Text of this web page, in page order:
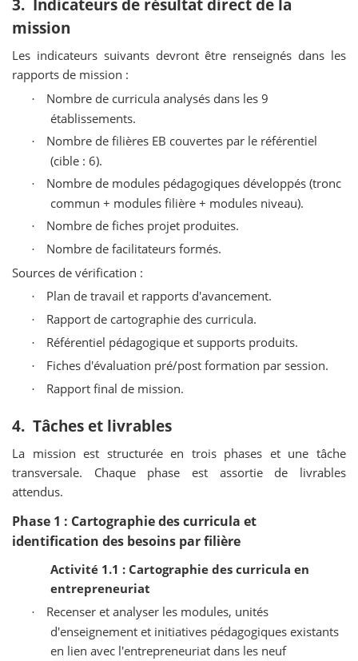
3. Indicateurs de résultat direct de la
mission
Les indicateurs suivants devront être renseignés dans les
rapports de mission :
·
Nombre de curricula analysés dans les 9
établissements.
·
Nombre de filières EB couvertes par le référentiel
(cible : 6).
·
Nombre de modules pédagogiques développés (tronc
commun + modules filière + modules niveau).
· Nombre de fiches projet produites.
·
Nombre de facilitateurs formés.
Sources de vérification :
· Plan de travail et rapports d'avancement.
· Rapport de cartographie des curricula.
· Référentiel pédagogique et supports produits.
· Fiches d'évaluation pré/post formation par session.
· Rapport final de mission.
4. Tâches et livrables
La mission est structurée en trois phases et une tâche
transversale. Chaque phase est assortie de livrables
attendus.
Phase 1 : Cartographie des curricula et
identification des besoins par filière
Activité 1.1 : Cartographie des curricula en
entrepreneuriat
·
Recenser et analyser les modules, unités
d'enseignement et initiatives pédagogiques existants
en lien avec l'entrepreneuriat dans les neuf